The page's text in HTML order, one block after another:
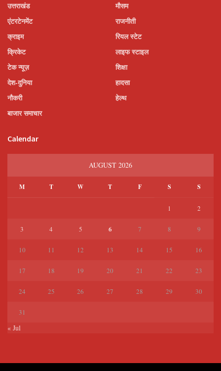
उत्तराखंड
एंटरटेनमेंट
क्राइम
क्रिकेट
टेक न्यूज़
देश-दुनिया
नौकरी
बाजार समाचार
मौसम
राजनीती
रियल स्टेट
लाइफ स्टाइल
शिक्षा
हादसा
हेल्थ
Calendar
AUGUST 2026
M T W T F S S
1 2
3 4 5 6 7 8 9
10 11 12 13 14 15 16
17 18 19 20 21 22 23
24 25 26 27 28 29 30
31
« Jul